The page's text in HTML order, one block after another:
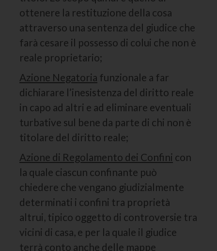
ottenere la restituzione della cosa
attraverso una sentenza del giudice che
farà cesare il possesso di colui che non è
reale proprietario;
Azione Negatoria funzionale a far
dichiarare l’inesistenza del diritto reale
in capo ad altri e ad eliminare eventuali
turbative sul bene da parte di chi non è
titolare del diritto reale;
Azione di Regolamento dei Confini con
la quale ciascun confinante può
chiedere che vengano giudizialmente
determinati i confini tra proprietà
altrui, tipico oggetto di controversie tra
vicini di casa, e per la quale il giudice
terrà conto anche delle mappe